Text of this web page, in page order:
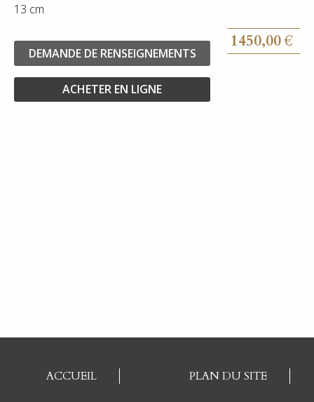
13 cm
DEMANDE DE RENSEIGNEMENTS
1450,00€
ACHETER EN LIGNE
ACCUEIL PLAN DU SITE